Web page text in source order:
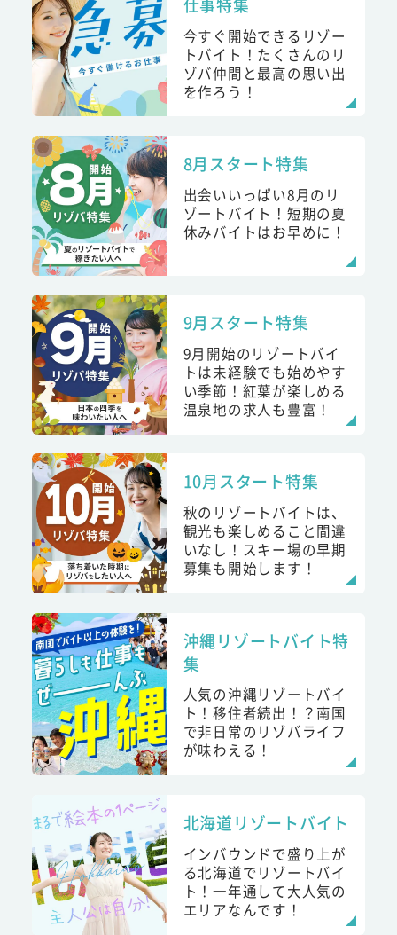
今すぐ開始できるリゾー
トバイト！たくさんのリ
ゾバ仲間と最高の思い出
を作ろう！
8月スタート特集
出会いいっぱい8月のリ
ゾートバイト！短期の夏
休みバイトはお早めに！
9月スタート特集
9月開始のリゾートバイ
トは未経験でも始めやす
い季節！紅葉が楽しめる
温泉地の求人も豊富！
10月スタート特集
秋のリゾートバイトは、
観光も楽しめること間違
いなし！スキー場の早期
募集も開始します！
沖縄リゾートバイト特
集
人気の沖縄リゾートバイ
ト！移住者続出！？南国
で非日常のリゾバライフ
が味わえる！
北海道リゾートバイト
インバウンドで盛り上が
る北海道でリゾートバイ
ト！一年通して大人気の
エリアなんです！